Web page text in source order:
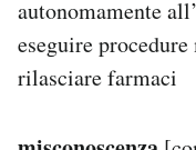
autonomamente
eseguire
rilasciare farmaci